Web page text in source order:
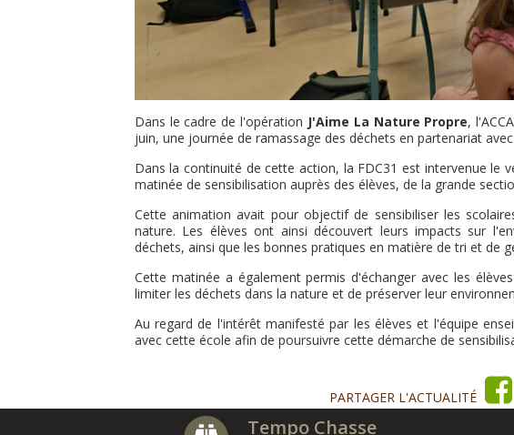
Dans le cadre de l'opération J'Aime La Nature Propre,
juin, une journée de ramassage des déchets en partenariat
Dans la continuité de cette action, la FDC31 est intervenue le
matinée de sensibilisation auprès des élèves, de la grande
Cette animation avait pour objectif de sensibiliser les
nature. Les élèves ont ainsi découvert leurs impacts sur
déchets, ainsi que les bonnes pratiques en matière de tri et de
Cette matinée a également permis d'échanger avec les
limiter les déchets dans la nature et de préserver leur
Au regard de l'intérêt manifesté par les élèves et l'équipe
avec cette école afin de poursuivre cette démarche de
PARTAGER L'ACTUALITÉ
Tempo Chasse